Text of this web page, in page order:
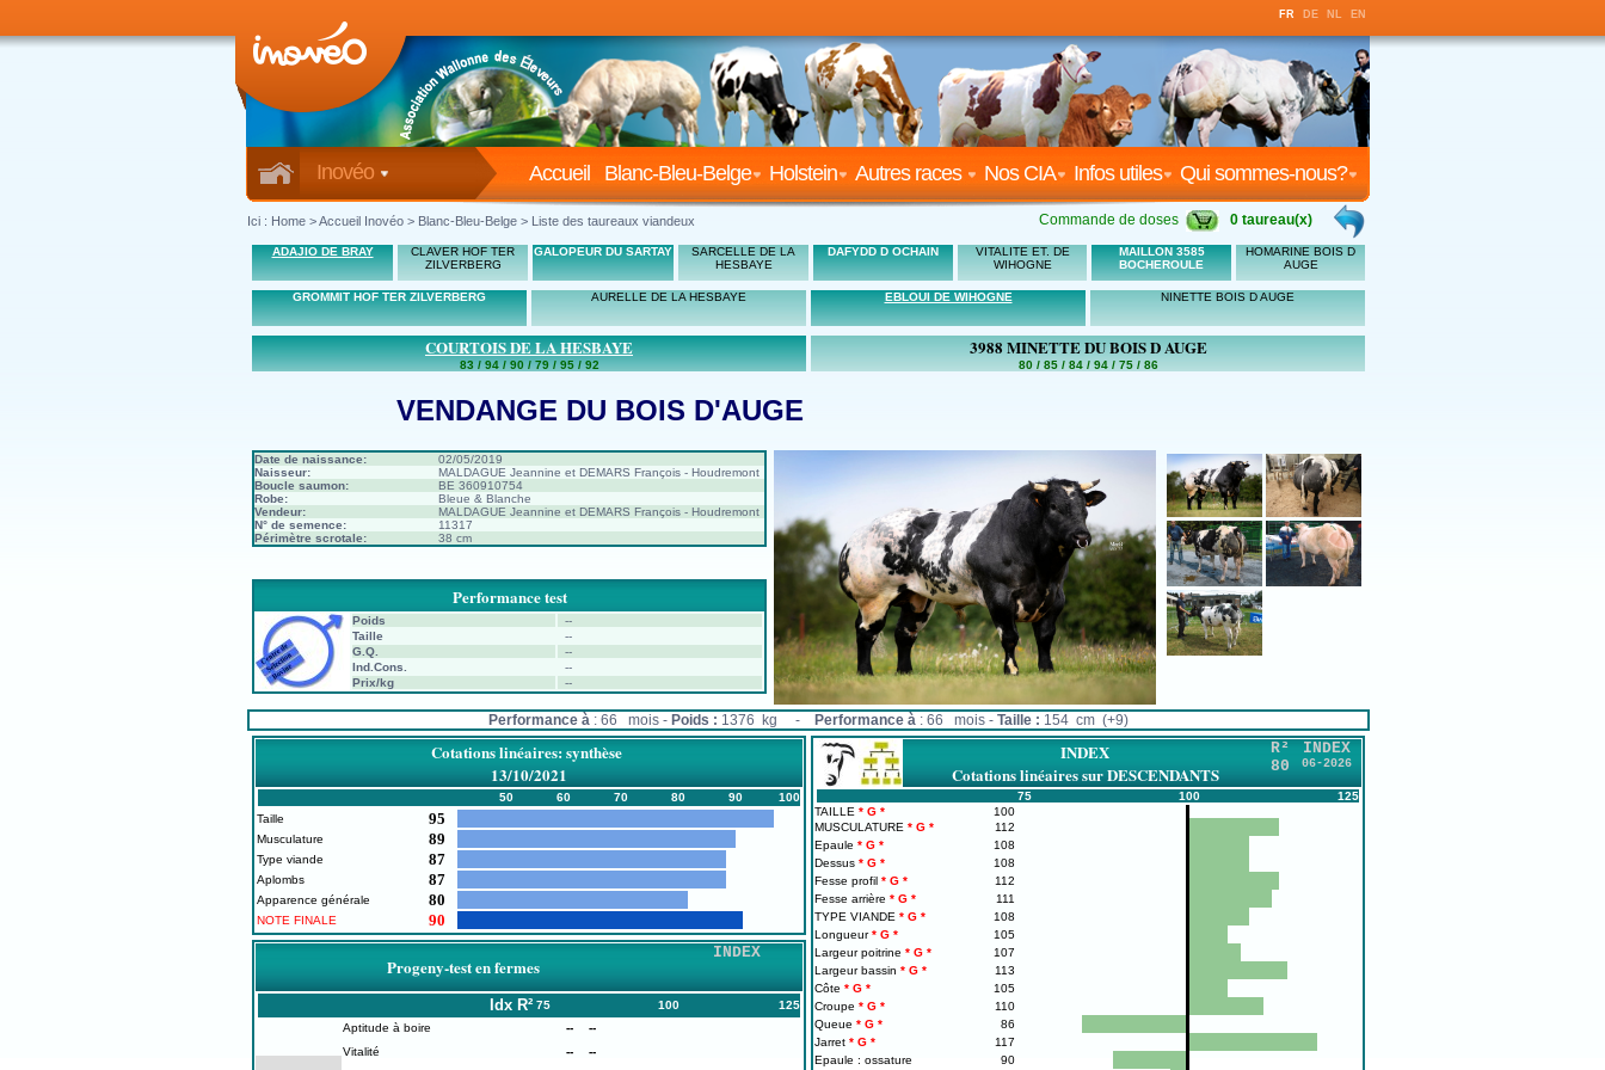
FR DE NL EN
Inovéo Qui sommes-nous?
Infos utiles
Nos CIA
Autres races
Holstein
Blanc-Bleu-Belge
Accueil
Ici : Home >Accueil Inovéo > Blanc-Bleu-Belge > Liste des taureaux viandeux Commande de doses 0 taureau(x)
ADAJIO DE BRAY
CLAVER HOF TER
ZILVERBERG
GALOPEUR DU SARTAY
SARCELLE DE LA
HESBAYE
DAFYDD D OCHAIN
VITALITE ET. DE
WIHOGNE
MAILLON 3585
BOCHEROULE
HOMARINE BOIS D
AUGE
GROMMIT HOF TER ZILVERBERG AURELLE DE LA HESBAYE EBLOUI DE WIHOGNE NINETTE BOIS D AUGE
COURTOIS DE LA HESBAYE
83 / 94 / 90 / 79 / 95 / 92
3988 MINETTE DU BOIS D AUGE
80 / 85 / 84 / 94 / 75 / 86
VENDANGE DU BOIS D'AUGE
Date de naissance:
02/05/2019
Naisseur:
MALDAGUE Jeannine et DEMARS François - Houdremont
Boucle saumon:
BE 360910754
Robe:
Bleue & Blanche
Vendeur:
MALDAGUE Jeannine et DEMARS François - Houdremont
N° de semence:
11317
Périmètre scrotale:
38 cm
Performance test
Poids
--
Taille
--
G.Q.
--
Ind.Cons.
--
Prix/kg
--
Performance à : 66 mois - Poids : 1376 kg - Performance à : 66 mois - Taille : 154 cm (+9)
Cotations linéaires: synthèse
13/10/2021
50 60 70 80 90
100
Taille
95
Musculature 89
Type viande 87
Aplombs 87
Apparence générale 80
NOTE FINALE 90
INDEX
Cotations linéaires sur DESCENDANTS
R²
80
INDEX
06-2026
75 100
125
TAILLE
100
MUSCULATURE
112
Epaule
108
Dessus
108
Fesse profil
112
Fesse arrière
111
TYPE VIANDE
108
Longueur
105
Largeur poitrine
107
Largeur bassin
113
Côte
105
Croupe
110
Queue
86
Jarret
117
Epaule : ossature
90
Progeny-test en fermes
INDEX
Idx R² 75 100
125
Aptitude à boire
--
--
Vitalité
--
--